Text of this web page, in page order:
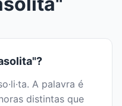
A palavra é
distintas que